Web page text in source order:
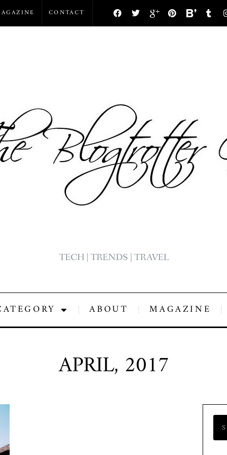
CONTACT
TECH | TRENDS | TRAVEL
ABOUT MAGAZINE
APRIL, 2017